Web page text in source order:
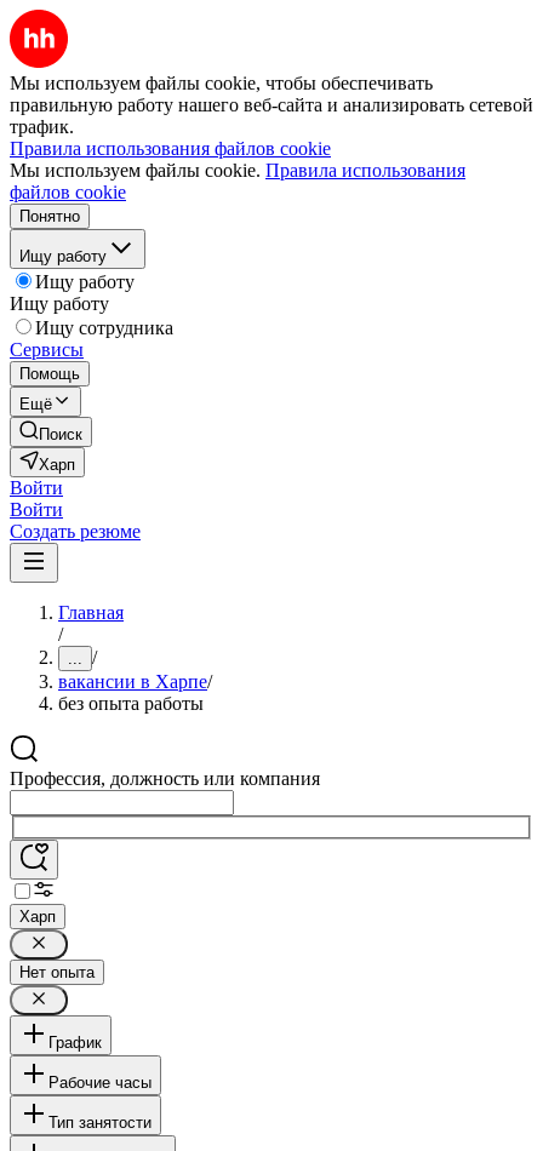
Мы используем файлы cookie, чтобы обеспечивать
правильную работу нашего веб-сайта и анализировать сетевой
трафик.
Правила использования файлов cookie
Мы используем файлы cookie. Правила использования
файлов cookie
Понятно
Ищу работу
Ищу работу
Ищу работу
Ищу сотрудника
Сервисы
Помощь
Ещё
Поиск
Харп
Войти
Войти
Создать резюме
Главная
/
... /
вакансии в Харпе/
без опыта работы
Профессия, должность или компания
Харп
Нет опыта
График
Рабочие часы
Тип занятости